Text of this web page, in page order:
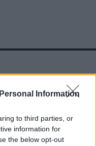
Information
to third parties, or
information for
the below opt-out